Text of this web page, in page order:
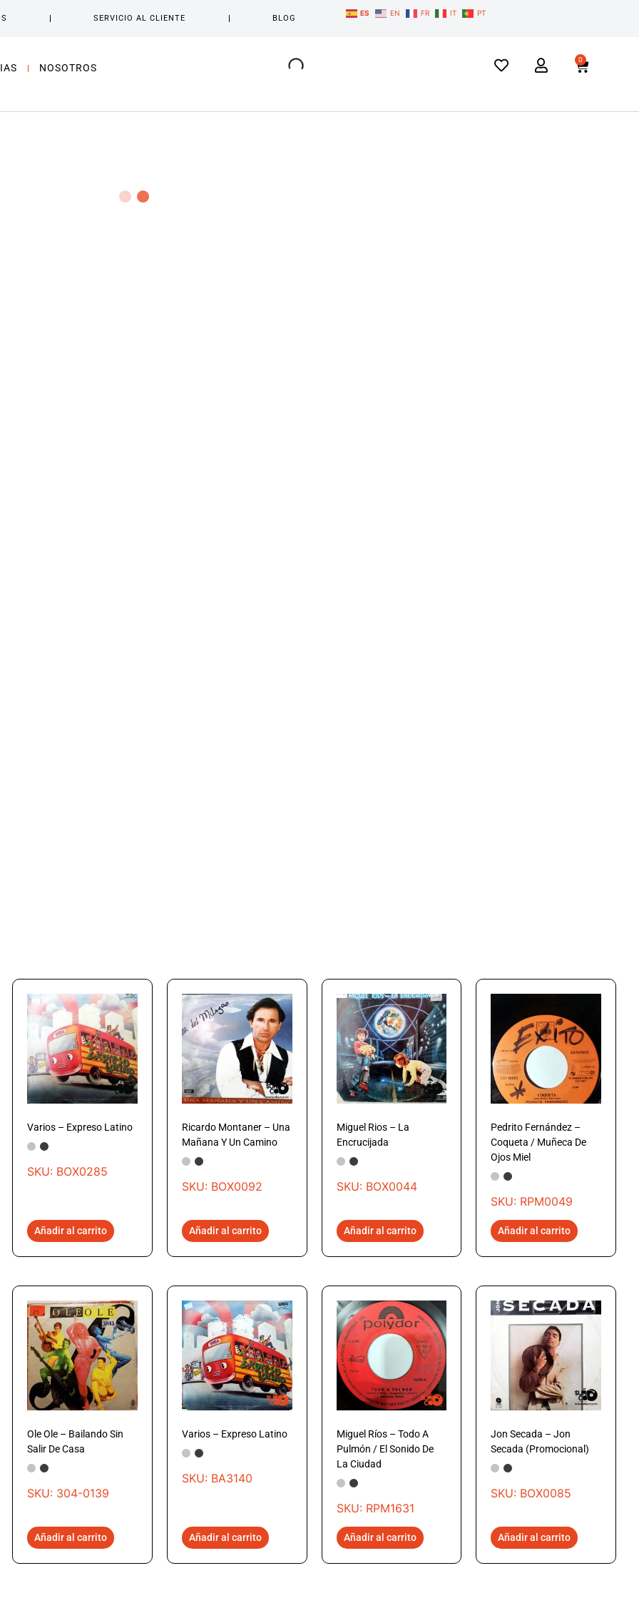
SERVICIO AL CLIENTE BLOG
ES EN FR IT PT
NOSOTROS
0
Varios – Expreso Latino
SKU: BOX0285
Añadir al carrito
Ricardo Montaner – Una
Mañana Y Un Camino
SKU: BOX0092
Añadir al carrito
Miguel Rios – La
Encrucijada
SKU: BOX0044
Añadir al carrito
Pedrito Fernández –
Coqueta / Muñeca De
Ojos Miel
SKU: RPM0049
Añadir al carrito
Ole Ole – Bailando Sin
Salir De Casa
SKU: 304-0139
Añadir al carrito
Varios – Expreso Latino
SKU: BA3140
Añadir al carrito
Miguel Ríos – Todo A
Pulmón / El Sonido De
La Ciudad
SKU: RPM1631
Añadir al carrito
Jon Secada – Jon
Secada (Promocional)
SKU: BOX0085
Añadir al carrito